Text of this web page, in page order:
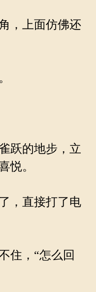
，上面仿佛还
跃的地步，立
悦。
，直接打了电
住，“怎么回